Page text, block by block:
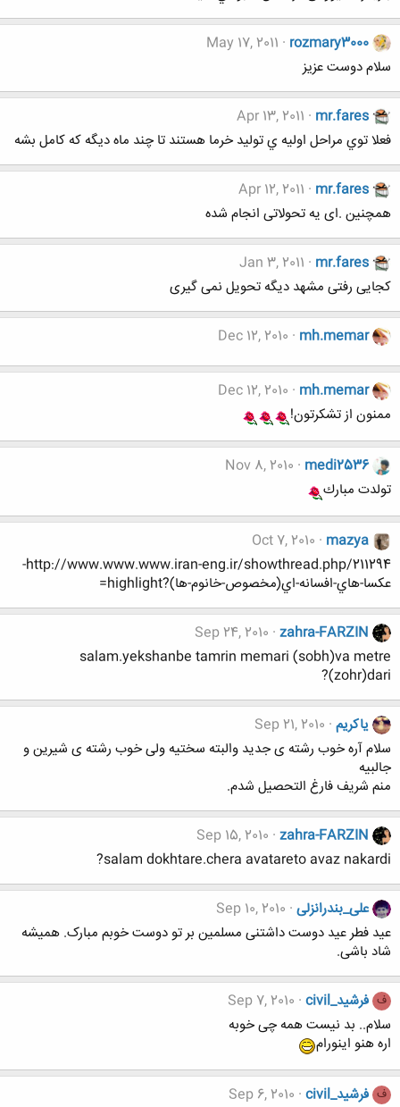
rozmary3000
May 17, 2011
سلام دوست عزيز
mr.fares
Apr 13, 2011
فعلا توي مراحل اوليه ي توليد خرما هستند تا چند ماه ديگه كه كامل بشه
mr.fares
Apr 12, 2011
همچنین .ای یه تحولاتی انجام شده
mr.fares
Jan 3, 2011
کجایی رفتی مشهد دیگه تحویل نمی گیری
mh.memar
Dec 12, 2010
mh.memar
Dec 12, 2010
ممنون از تشکرتون!
medi2536
Nov 8, 2010
تولدت مبارك
mazya
Oct 7, 2010
http://www.www.www.iran-eng.ir/showthread.php/211294-
عکسا-هاي-افسانه-اي(مخصوص-خانوم-ها)?highlight=
zahra-FARZIN
Sep 24, 2010
salam.yekshanbe tamrin memari (sobh)va metre
(zohr)dari?
یاکریم Sep 21, 2010
سلام آره خوب رشته ی جدید والبته سختیه ولی خوب رشته ی شیرین و
جالبیه
منم شریف فارغ التحصیل شدم.
zahra-FARZIN
Sep 15, 2010
salam dokhtare.chera avatareto avaz nakardi?
علی_بندرانزلی Sep 10, 2010
عید فطر عید دوست داشتنی مسلمین بر تو دوست خوبم مبارک. همیشه
شاد باشی.
ف فرشید_civil
Sep 7, 2010
سلام.. بد نیست همه چی خوبه
اره هنو اینورام
ف فرشید_civil
Sep 6, 2010